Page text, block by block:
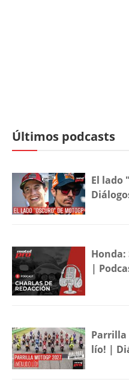
Últimos podcasts
El lado
Honda:
|
Parrilla
lío! |